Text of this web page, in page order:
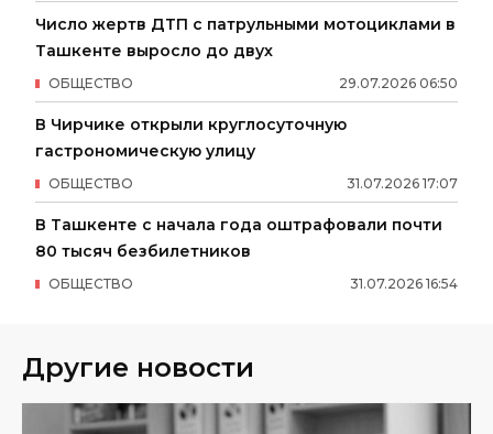
Число жертв ДТП с патрульными мотоциклами в
Ташкенте выросло до двух
29.07.2026 06:50
ОБЩЕСТВО
В Чирчике открыли круглосуточную
гастрономическую улицу
31.07.2026 17:07
ОБЩЕСТВО
В Ташкенте с начала года оштрафовали почти
80 тысяч безбилетников
31.07.2026 16:54
ОБЩЕСТВО
Другие новости